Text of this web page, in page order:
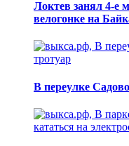
Локтев занял 4-е
велогонке на
В переулке